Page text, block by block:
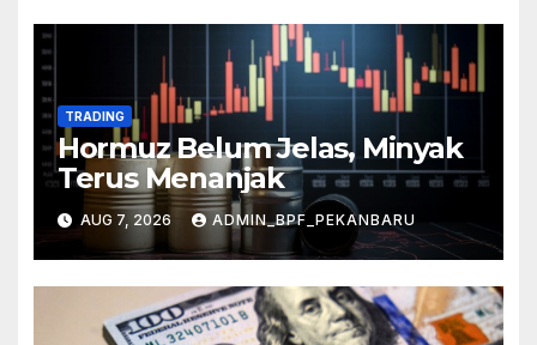
TRADING
Hormuz Belum Jelas, Minyak
Terus Menanjak
AUG 7, 2026 ADMIN_BPF_PEKANBARU